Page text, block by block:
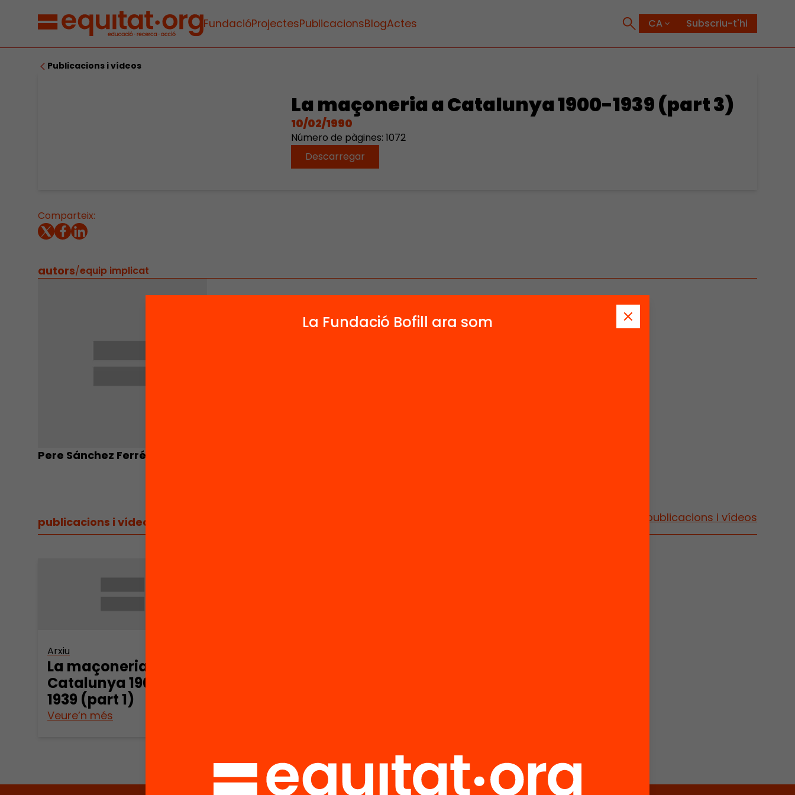
FundacióProjectesPublicacionsBlogActes Subscriu-t'hi
Publicacions i vídeos
La maçoneria a Catalunya 1900-1939 (part 3)
10/02/1990
Número de pàgines: 1072
Descarregar
Comparteix:
autors/equip implicat
Pere Sánchez Ferré
publicacions i vídeos Vés a publicacions i vídeos
Arxiu
La maçoneria a
Catalunya 1900 –
1939 (part 1)
Veure’n més
La Fundació Bofill ara som